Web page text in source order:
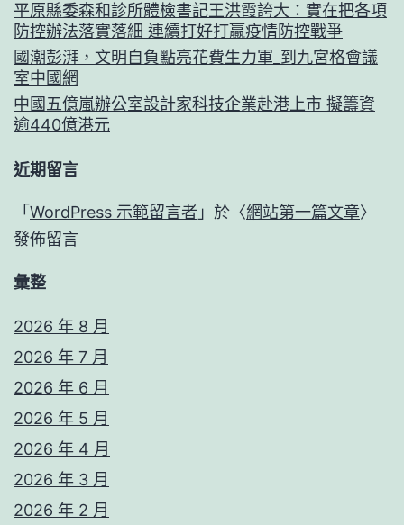
平原縣委森和診所體檢書記王洪霞誇大：實在把各項
防控辦法落實落細 連續打好打贏疫情防控戰爭
國潮彭湃，文明自負點亮花費生力軍_到九宮格會議
室中國網
中國五億嵐辦公室設計家科技企業赴港上市 擬籌資
逾440億港元
近期留言
「 WordPress 示範留言者 」於〈網站第一篇文章〉
發佈留言
彙整
2026 年 8 月
2026 年 7 月
2026 年 6 月
2026 年 5 月
2026 年 4 月
2026 年 3 月
2026 年 2 月